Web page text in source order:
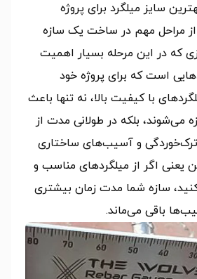
سایز میلگرد برای پروژه
از مراحل مهم در ساخت یک سازه
که در این مرحله بسیار اهمیت
است که برای پروژه خود
با کیفیت بالا، نه تنها باعث
می‌شوند، بلکه در طولانی مدت از
ترک‌خوردگی و آسیب‌های ساختاری
یعنی اگر از میلگردهای مناسب و
کنید، سازه شما مدت زمان بیشتری
باقی می‌ماند.